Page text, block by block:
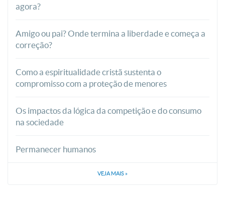
agora?
Amigo ou pai? Onde termina a liberdade e começa a
correção?
Como a espiritualidade cristã sustenta o
compromisso com a proteção de menores
Os impactos da lógica da competição e do consumo
na sociedade
Permanecer humanos
VEJA MAIS »